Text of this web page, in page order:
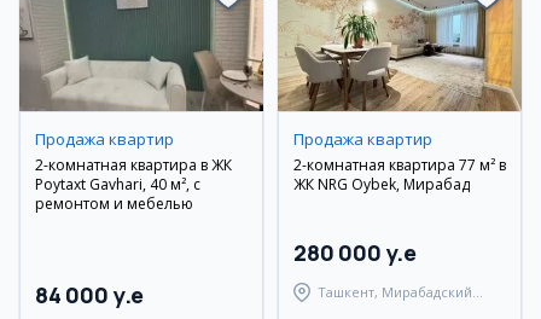
Продажа квартир
2-комнатная квартира в ЖК
Poytaxt Gavhari, 40 м², с
ремонтом и мебелью
84 000 y.e
Продажа квартир
2-комнатная квартира 77 м² в
ЖК NRG Oybek, Мирабад
280 000 y.e
Ташкент, Мирабадский